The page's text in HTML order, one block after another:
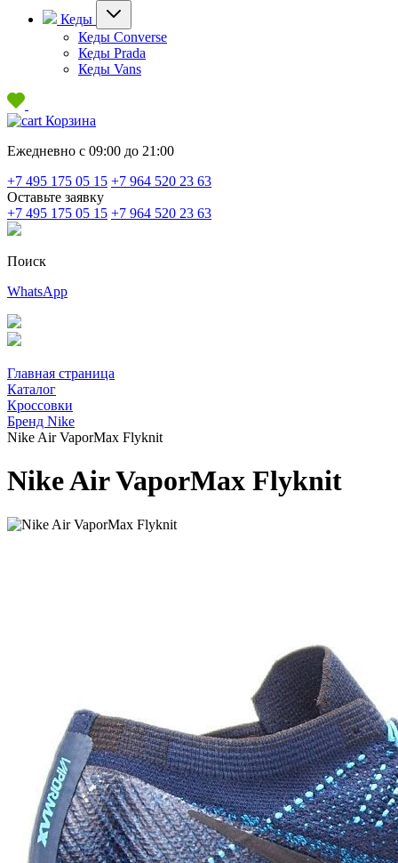
Кеды
Кеды Converse
Кеды Prada
Кеды Vans
Корзина
Ежедневно с 09:00 до 21:00
+7 495 175 05 15 +7 964 520 23 63
Оставьте заявку
+7 495 175 05 15 +7 964 520 23 63
Поиск
WhatsApp
Главная страница
Каталог
Кроссовки
Бренд Nike
Nike Air VaporMax Flyknit
Nike Air VaporMax Flyknit